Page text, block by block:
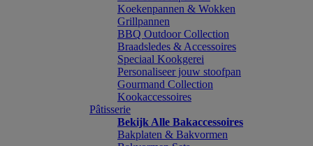
Koekenpannen & Wokken
Grillpannen
BBQ Outdoor Collection
Braadsledes & Accessoires
Speciaal Kookgerei
Personaliseer jouw stoofpan
Gourmand Collection
Kookaccessoires
Pâtisserie
Bekijk Alle Bakaccessoires
Bakplaten & Bakvormen